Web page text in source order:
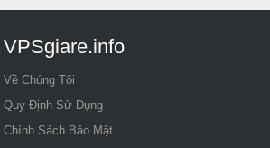
VPSgiare.info
Về Chúng Tôi
Quy Định Sử Dụng
Chính Sách Bảo Mật